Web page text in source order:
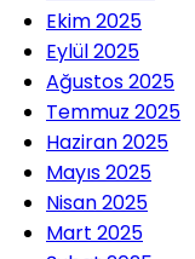
Ekim 2025
Eylül 2025
Ağustos 2025
Temmuz 2025
Haziran 2025
Mayıs 2025
Nisan 2025
Mart 2025